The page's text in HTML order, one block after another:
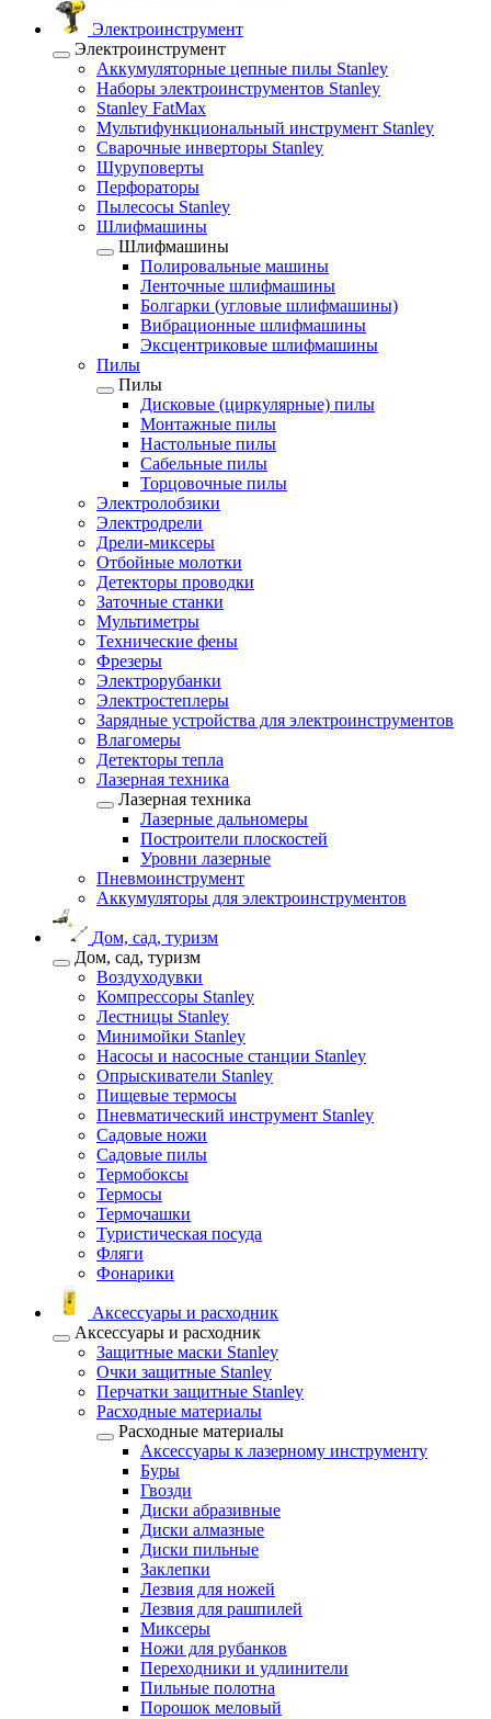
Электроинструмент
Электроинструмент
Аккумуляторные цепные пилы Stanley
Наборы электроинструментов Stanley
Stanley FatMax
Мультифункциональный инструмент Stanley
Сварочные инверторы Stanley
Шуруповерты
Перфораторы
Пылесосы Stanley
Шлифмашины
Шлифмашины
Полировальные машины
Ленточные шлифмашины
Болгарки (угловые шлифмашины)
Вибрационные шлифмашины
Эксцентриковые шлифмашины
Пилы
Пилы
Дисковые (циркулярные) пилы
Монтажные пилы
Настольные пилы
Сабельные пилы
Торцовочные пилы
Электролобзики
Электродрели
Дрели-миксеры
Отбойные молотки
Детекторы проводки
Заточные станки
Мультиметры
Технические фены
Фрезеры
Электрорубанки
Электростеплеры
Зарядные устройства для электроинструментов
Влагомеры
Детекторы тепла
Лазерная техника
Лазерная техника
Лазерные дальномеры
Построители плоскостей
Уровни лазерные
Пневмоинструмент
Аккумуляторы для электроинструментов
Дом, сад, туризм
Дом, сад, туризм
Воздуходувки
Компрессоры Stanley
Лестницы Stanley
Минимойки Stanley
Насосы и насосные станции Stanley
Опрыскиватели Stanley
Пищевые термосы
Пневматический инструмент Stanley
Садовые ножи
Садовые пилы
Термобоксы
Термосы
Термочашки
Туристическая посуда
Фляги
Фонарики
Аксессуары и расходник
Аксессуары и расходник
Защитные маски Stanley
Очки защитные Stanley
Перчатки защитные Stanley
Расходные материалы
Расходные материалы
Аксессуары к лазерному инструменту
Буры
Гвозди
Диски абразивные
Диски алмазные
Диски пильные
Заклепки
Лезвия для ножей
Лезвия для рашпилей
Миксеры
Ножи для рубанков
Переходники и удлинители
Пильные полотна
Порошок меловый